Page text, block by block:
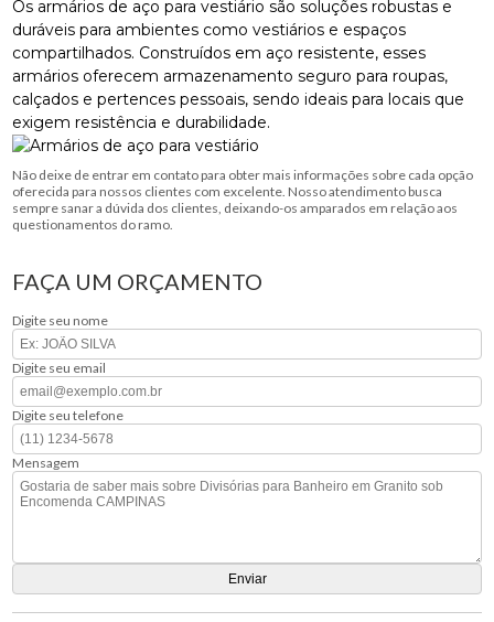
Os armários de aço para vestiário são soluções robustas e
duráveis para ambientes como vestiários e espaços
compartilhados. Construídos em aço resistente, esses
armários oferecem armazenamento seguro para roupas,
calçados e pertences pessoais, sendo ideais para locais que
exigem resistência e durabilidade.
Não deixe de entrar em contato para obter mais informações sobre cada opção
oferecida para nossos clientes com excelente. Nosso atendimento busca
sempre sanar a dúvida dos clientes, deixando-os amparados em relação aos
questionamentos do ramo.
FAÇA UM ORÇAMENTO
Digite seu nome
Digite seu email
Digite seu telefone
Mensagem